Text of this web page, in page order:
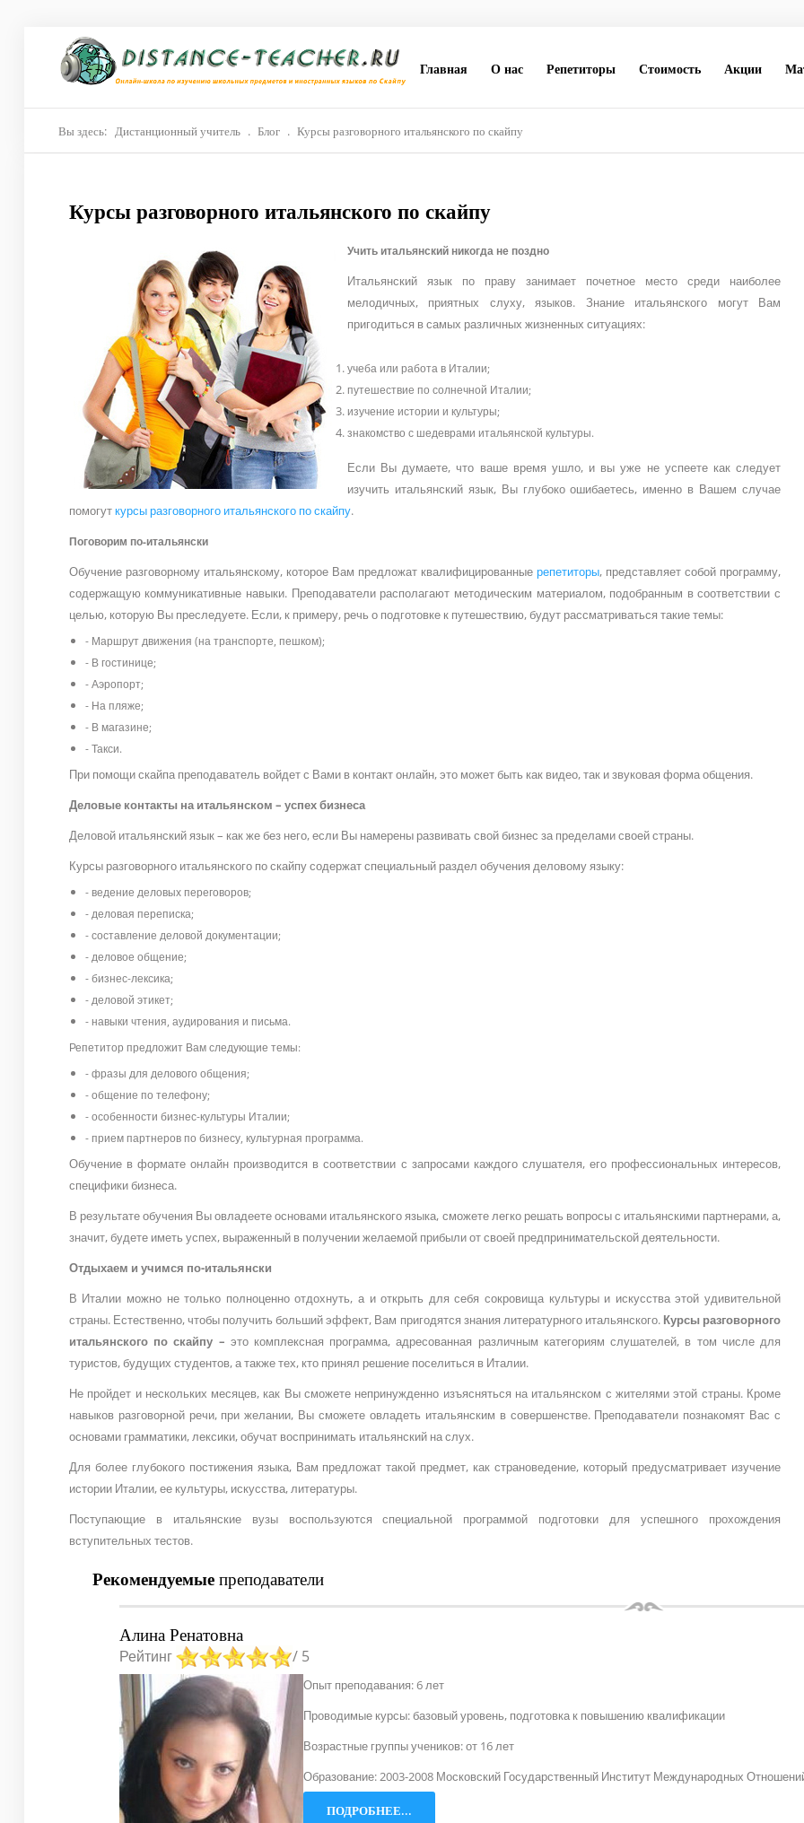
Главная
Репетиторы
Главная О нас Репетиторы Стоимость Акции
Вы здесь: Дистанционный учитель . Блог . Курсы разговорного итальянского по скайпу
Курсы разговорного итальянского по скайпу
Учить итальянский никогда не поздно
Итальянский язык по праву занимает почетное место среди наиболее
мелодичных, приятных слуху, языков. Знание итальянского могут Вам
пригодиться в самых различных жизненных ситуациях:
учеба или работа в Италии;
путешествие по солнечной Италии;
изучение истории и культуры;
знакомство с шедеврами итальянской культуры.
Если Вы думаете, что ваше время ушло, и вы уже не успеете как следует
изучить итальянский язык, Вы глубоко ошибаетесь, именно в Вашем случае
помогуткурсы разговорного итальянского по скайпу.
Поговорим по-итальянски
Обучение разговорному итальянскому, которое Вам предложат квалифицированные репетиторы, представляет собой программу,
содержащую коммуникативные навыки. Преподаватели располагают методическим материалом, подобранным в соответствии с
целью, которую Вы преследуете. Если, к примеру, речь о подготовке к путешествию, будут рассматриваться такие темы:
- Маршрут движения (на транспорте, пешком);
- В гостинице;
- Аэропорт;
- На пляже;
- В магазине;
- Такси.
При помощи скайпа преподаватель войдет с Вами в контакт онлайн, это может быть как видео, так и звуковая форма общения.
Деловые контакты на итальянском – успех бизнеса
Деловой итальянский язык – как же без него, если Вы намерены развивать свой бизнес за пределами своей страны.
Курсы разговорного итальянского по скайпу содержат специальный раздел обучения деловому языку:
- ведение деловых переговоров;
- деловая переписка;
- составление деловой документации;
- деловое общение;
- бизнес-лексика;
- деловой этикет;
- навыки чтения, аудирования и письма.
Репетитор предложит Вам следующие темы:
- фразы для делового общения;
- общение по телефону;
- особенности бизнес-культуры Италии;
- прием партнеров по бизнесу, культурная программа.
Обучение в формате онлайн производится в соответствии с запросами каждого слушателя, его профессиональных интересов,
специфики бизнеса.
В результате обучения Вы овладеете основами итальянского языка, сможете легко решать вопросы с итальянскими партнерами, а,
значит, будете иметь успех, выраженный в получении желаемой прибыли от своей предпринимательской деятельности.
Отдыхаем и учимся по-итальянски
В Италии можно не только полноценно отдохнуть, а и открыть для себя сокровища культуры и искусства этой удивительной
страны. Естественно, чтобы получить больший эффект, Вам пригодятся знания литературного итальянского. Курсы разговорного
итальянского по скайпу – это комплексная программа, адресованная различным категориям слушателей, в том числе для
туристов, будущих студентов, а также тех, кто принял решение поселиться в Италии.
Не пройдет и нескольких месяцев, как Вы сможете непринужденно изъясняться на итальянском с жителями этой страны. Кроме
навыков разговорной речи, при желании, Вы сможете овладеть итальянским в совершенстве. Преподаватели познакомят Вас с
основами грамматики, лексики, обучат воспринимать итальянский на слух.
Для более глубокого постижения языка, Вам предложат такой предмет, как страноведение, который предусматривает изучение
истории Италии, ее культуры, искусства, литературы.
Поступающие в итальянские вузы воспользуются специальной программой подготовки для успешного прохождения
вступительных тестов.
Рекомендуемыепреподаватели
Алина Ренатовна
Рейтинг / 5
Опыт преподавания: 6 лет
Проводимые курсы: базовый уровень, подготовка к повышению квалификации
Возрастные группы учеников: от 16 лет
Образование: 2003-2008 Московский Государственный Институт Международных
ПОДРОБНЕЕ...